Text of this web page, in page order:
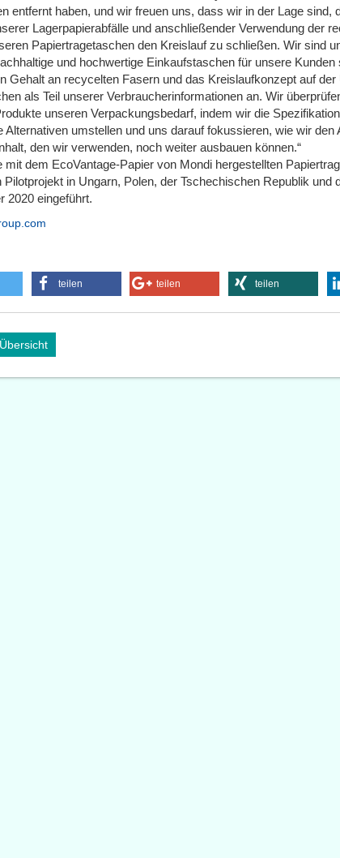
entfernt haben, und wir freuen uns, dass wir in der Lage sind,
Lagerpapierabfälle und anschließender Verwendung der
Papiertragetaschen den Kreislauf zu schließen. Wir sind
und hochwertige Einkaufstaschen für unsere Kunden
Gehalt an recycelten Fasern und das Kreislaufkonzept auf der
als Teil unserer Verbraucherinformationen an. Wir
unseren Verpackungsbedarf, indem wir die
Alternativen umstellen und uns darauf fokussieren, wie wir den
den wir verwenden, noch weiter ausbauen können.“
mit dem EcoVantage-Papier von Mondi hergestellten
Pilotprojekt in Ungarn, Polen, der Tschechischen Republik und
2020 eingeführt.
teilen teilen teilen